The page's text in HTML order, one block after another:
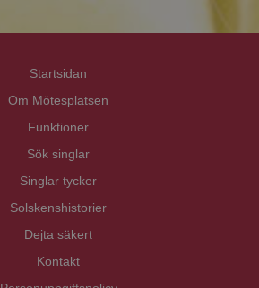
Startsidan
Om Mötesplatsen
Funktioner
Sök singlar
Singlar tycker
Solskenshistorier
Dejta säkert
Kontakt